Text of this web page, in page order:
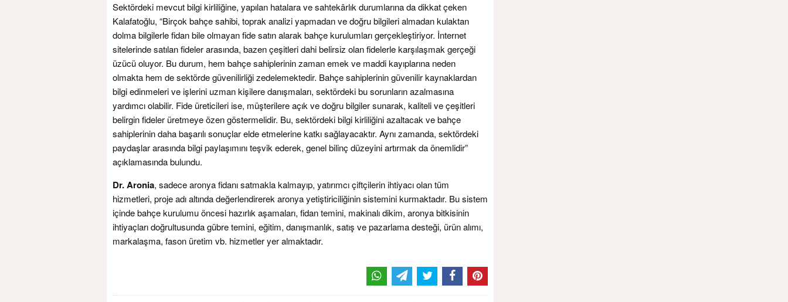
Sektördeki mevcut bilgi kirliliğine, yapılan hatalara ve sahtekârlık durumlarına da dikkat çeken
Kalafatoğlu, “Birçok bahçe sahibi, toprak analizi yapmadan ve doğru bilgileri almadan kulaktan
dolma bilgilerle fidan bile olmayan fide satın alarak bahçe kurulumları gerçekleştiriyor. İnternet
sitelerinde satılan fideler arasında, bazen çeşitleri dahi belirsiz olan fidelerle karşılaşmak gerçeği
üzücü oluyor. Bu durum, hem bahçe sahiplerinin zaman emek ve maddi kayıplarına neden
olmakta hem de sektörde güvenilirliği zedelemektedir. Bahçe sahiplerinin güvenilir kaynaklardan
bilgi edinmeleri ve işlerini uzman kişilere danışmaları, sektördeki bu sorunların azalmasına
yardımcı olabilir. Fide üreticileri ise, müşterilere açık ve doğru bilgiler sunarak, kaliteli ve çeşitleri
belirgin fideler üretmeye özen göstermelidir. Bu, sektördeki bilgi kirliliğini azaltacak ve bahçe
sahiplerinin daha başarılı sonuçlar elde etmelerine katkı sağlayacaktır. Aynı zamanda, sektördeki
paydaşlar arasında bilgi paylaşımını teşvik ederek, genel bilinç düzeyini artırmak da önemlidir”
açıklamasında bulundu.
Dr. Aronia, sadece aronya fidanı satmakla kalmayıp, yatırımcı çiftçilerin ihtiyacı olan tüm
hizmetleri, proje adı altında değerlendirerek aronya yetiştiriciliğinin sistemini kurmaktadır. Bu sistem
içinde bahçe kurulumu öncesi hazırlık aşamaları, fidan temini, makinalı dikim, aronya bitkisinin
ihtiyaçları doğrultusunda gübre temini, eğitim, danışmanlık, satış ve pazarlama desteği, ürün alımı,
markalaşma, fason üretim vb. hizmetler yer almaktadır.